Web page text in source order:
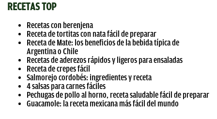
RECETAS TOP
Recetas con berenjena
Receta de tortitas con nata fácil de preparar
Receta de Mate: los beneficios de la bebida típica de
Argentina o Chile
Recetas de aderezos rápidos y ligeros para ensaladas
Receta de crepes fácil
Salmorejo cordobés: ingredientes y receta
4 salsas para carnes fáciles
Pechugas de pollo al horno, receta saludable fácil de preparar
Guacamole: la receta mexicana más fácil del mundo